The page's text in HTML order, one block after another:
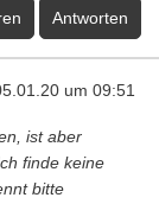
Antworten
um 09:51
ist aber
finde keine
bitte